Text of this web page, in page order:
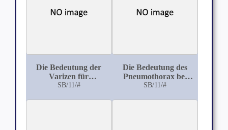
Die Bedeutung der
Varizen für
Schwangere und
SB/11/#
Die Bedeutung des
Pneumothorax bei
Herzverletzungen
SB/11/#